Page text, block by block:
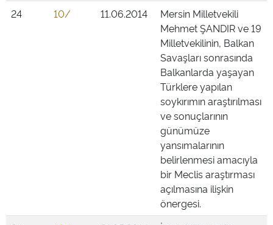
24
10/ 11.06.2014
Mersin Milletvekili
Mehmet ŞANDIR ve 19
Milletvekilinin, Balkan
Savaşları sonrasında
Balkanlarda yaşayan
Türklere yapılan
soykırımın araştırılması
ve sonuçlarının
günümüze
yansımalarının
belirlenmesi amacıyla
bir Meclis araştırması
açılmasına ilişkin
önergesi.